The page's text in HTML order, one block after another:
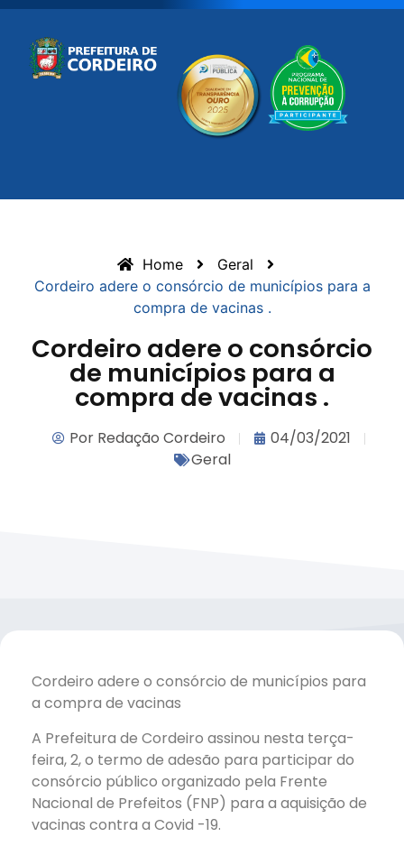
Home
Geral
Cordeiro adere o consórcio de municípios para a
compra de vacinas .
Cordeiro adere o consórcio
de municípios para a
compra de vacinas .
Por Redação Cordeiro
04/03/2021
Geral
Cordeiro adere o consórcio de municípios para
a compra de vacinas
A Prefeitura de Cordeiro assinou nesta terça-
feira, 2, o termo de adesão para participar do
consórcio público organizado pela Frente
Nacional de Prefeitos (FNP) para a aquisição de
vacinas contra a Covid -19.